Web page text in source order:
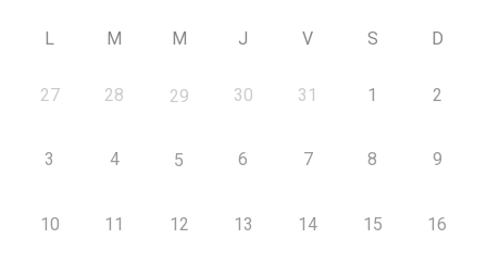
L M M J V S D
27 28 29 30 31 1 2
3 4 5 6 7 8 9
10 11 12 13 14 15 16